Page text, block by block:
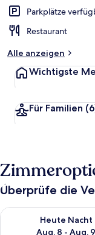
Parkplätze
Restaurant
Alle anzeigen
Wichtigste
Für Familien
Überprüfe die
Heute Nacht
Aug. 8 - Aug. 9
Überprüfe die